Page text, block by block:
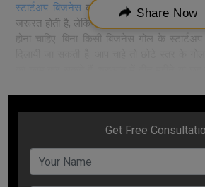
स्टार्टअप बिजनेसको पहचान दिलाने के लिए
जरूरत होती है, लेकिन उस प्लान में सबसे पहले
होना चाहिए. बिना किसी बिजनेस गोल के
ही बिजनेस को भी ग्रोथ मिलती है. आप चाहे तो
2. कस्टमर को पहचानें और उसे समझें
Customer)
Share Now